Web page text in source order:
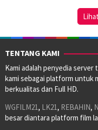
TENTANG KAMI
Kami adalah penyedia server
kami sebagai platform untuk
berkualitas dan Full HD.
WGFILM21, LK21, REBAHIN,
besar diantara platform film